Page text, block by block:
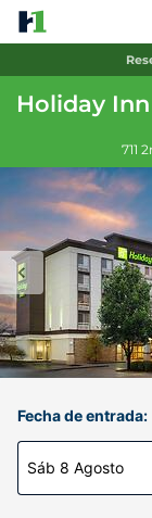
Holiday
711
Fecha de entrada:
Sáb 8 Agosto